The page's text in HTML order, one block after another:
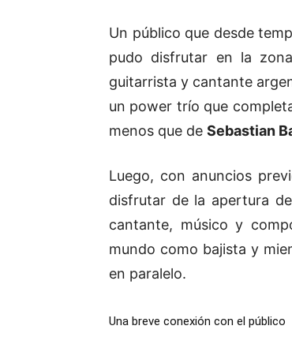
Un público que desde
pudo disfrutar en la zona
guitarrista y cantante
un power trío que
menos que de Sebastian
Luego, con anuncios
disfrutar de la apertura
cantante, músico y
mundo como bajista y
en paralelo.
Una breve conexión con el público